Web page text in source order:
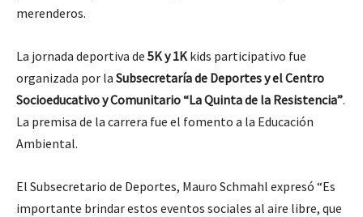
merenderos.
La jornada deportiva de 5K y 1K kids participativo fue
organizada por la Subsecretaría de Deportes y el Centro
Socioeducativo y Comunitario “La Quinta de la Resistencia”.
La premisa de la carrera fue el fomento a la Educación
Ambiental.
El Subsecretario de Deportes, Mauro Schmahl expresó “Es
importante brindar estos eventos sociales al aire libre, que